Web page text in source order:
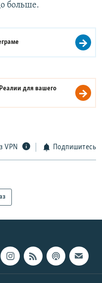
больше.
для вашего
VPN Подпишитесь